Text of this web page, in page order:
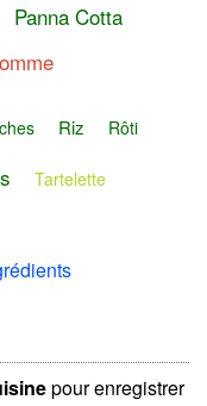
Panna Cotta
Riz Rôti
Tartelette
pour enregistrer